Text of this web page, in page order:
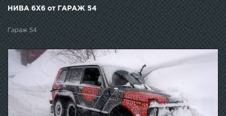
НИВА 6Х6 от ГАРАЖ 54
Гараж 54